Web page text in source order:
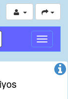
Toggle